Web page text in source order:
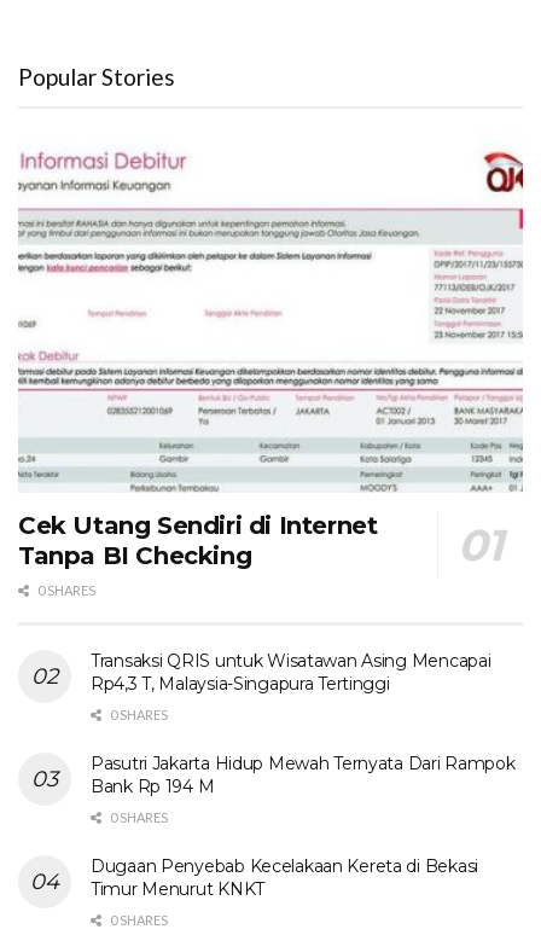
Popular Stories
Cek Utang Sendiri di Internet
Tanpa BI Checking
0 SHARES
Transaksi QRIS untuk Wisatawan Asing Mencapai
Rp4,3 T, Malaysia-Singapura Tertinggi
0 SHARES
Pasutri Jakarta Hidup Mewah Ternyata Dari Rampok
Bank Rp 194 M
0 SHARES
Dugaan Penyebab Kecelakaan Kereta di Bekasi
Timur Menurut KNKT
0 SHARES